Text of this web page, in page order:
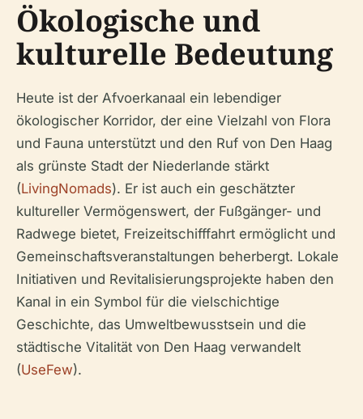
Ökologische und
kulturelle Bedeutung
Heute ist der Afvoerkanaal ein lebendiger
ökologischer Korridor, der eine Vielzahl von Flora
und Fauna unterstützt und den Ruf von Den Haag
als grünste Stadt der Niederlande stärkt
(LivingNomads). Er ist auch ein geschätzter
kultureller Vermögenswert, der Fußgänger- und
Radwege bietet, Freizeitschifffahrt ermöglicht und
Gemeinschaftsveranstaltungen beherbergt. Lokale
Initiativen und Revitalisierungsprojekte haben den
Kanal in ein Symbol für die vielschichtige
Geschichte, das Umweltbewusstsein und die
städtische Vitalität von Den Haag verwandelt
(UseFew).